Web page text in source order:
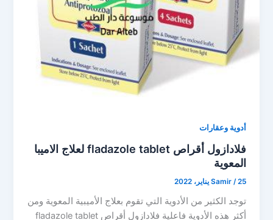
أدوية وعقارات
فلادازول أقراص fladazole tablet لعلاج الاميبا
المعوية
Samir /25 يناير، 2022
توجد الكثير من الأدوية التي تقوم بعلاج الأميبية المعوية ومن
أكثر هذه الأدوية فاعلية فلادازول أقراص fladazole tablet